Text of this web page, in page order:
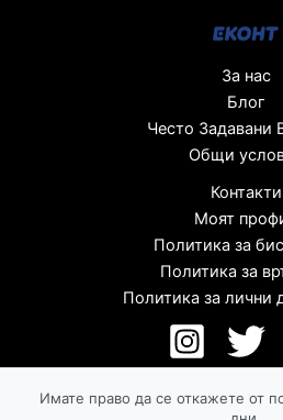
За нас
Блог
Често Задавани
Общи
Контакти
Моят
Политика за
Политика за
Политика за лични
Имате право да се откажете от